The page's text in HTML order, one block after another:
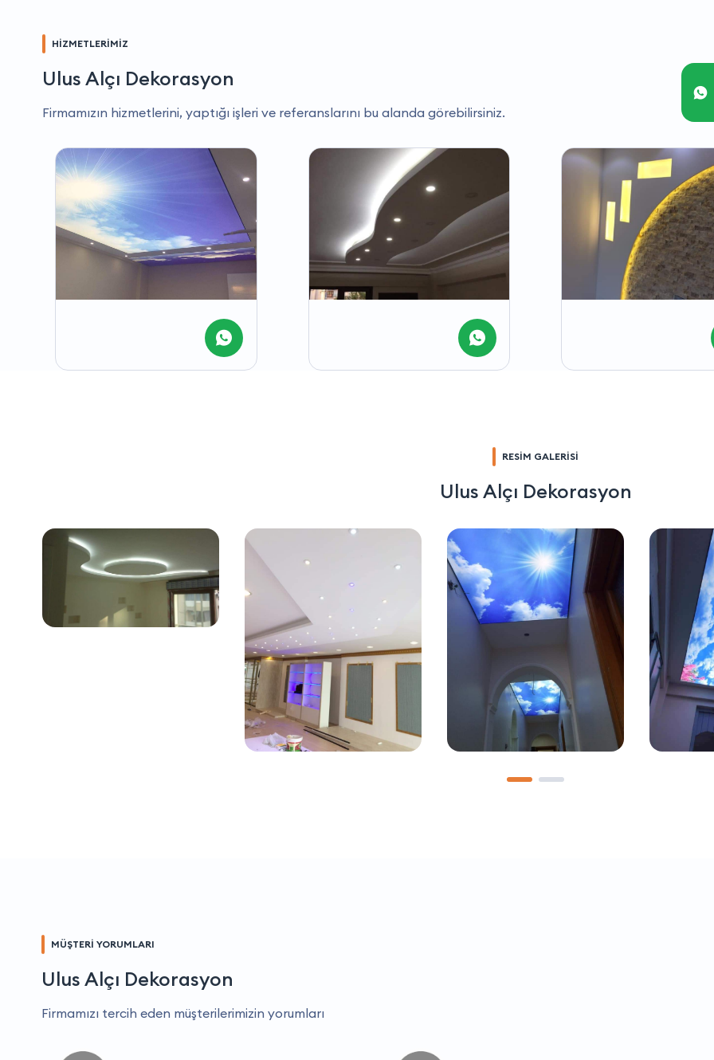
HİZMETLERİMİZ
Ulus Alçı Dekorasyon
Firmamızın hizmetlerini, yaptığı işleri ve referanslarını bu alanda görebilirsiniz.
RESİM GALERİSİ
Ulus Alçı Dekorasyon
MÜŞTERİ YORUMLARI
Ulus Alçı Dekorasyon
Firmamızı tercih eden müşterilerimizin yorumları